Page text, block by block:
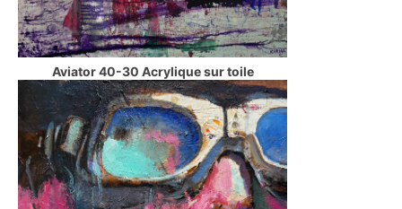
Aviator 40-30 Acrylique sur toile